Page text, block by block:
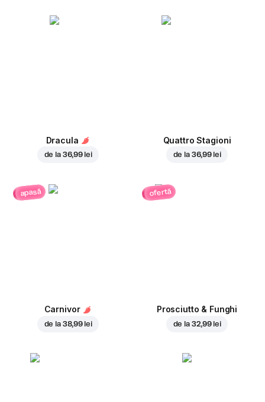
Dracula
de la 36,99 lei
Quattro Stagioni
de la 36,99 lei
apasă
Carnivor
de la 38,99 lei
ofertă
Prosciutto & Funghi
de la 32,99 lei